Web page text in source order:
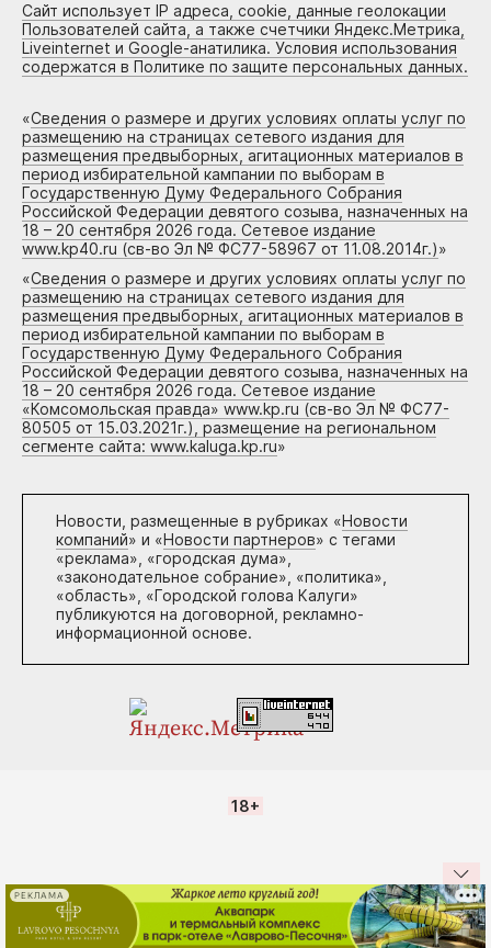
Сайт использует IP адреса, cookie, данные геолокации
Пользователей сайта, а также счетчики Яндекс.Метрика,
Liveinternet и Google-анатилика. Условия использования
содержатся в Политике по защите персональных данных.
«Сведения о размере и других условиях оплаты услуг по
размещению на страницах сетевого издания для
размещения предвыборных, агитационных материалов в
период избирательной кампании по выборам в
Государственную Думу Федерального Собрания
Российской Федерации девятого созыва, назначенных на
18 – 20 сентября 2026 года. Сетевое издание
www.kp40.ru (св-во Эл № ФС77-58967 от 11.08.2014г.)»
«Сведения о размере и других условиях оплаты услуг по
размещению на страницах сетевого издания для
размещения предвыборных, агитационных материалов в
период избирательной кампании по выборам в
Государственную Думу Федерального Собрания
Российской Федерации девятого созыва, назначенных на
18 – 20 сентября 2026 года. Сетевое издание
«Комсомольская правда» www.kp.ru (св-во Эл № ФС77-
80505 от 15.03.2021г.), размещение на региональном
сегменте сайта: www.kaluga.kp.ru»
Новости, размещенные в рубриках «Новости
компаний» и «Новости партнеров» с тегами
«реклама», «городская дума»,
«законодательное собрание», «политика»,
«область», «Городской голова Калуги»
публикуются на договорной, рекламно-
информационной основе.
18+
РЕКЛАМА